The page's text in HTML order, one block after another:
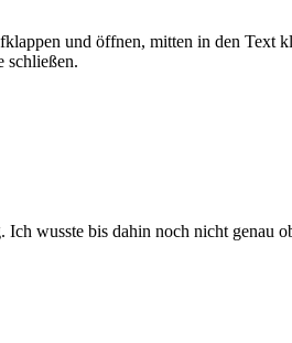
und öffnen, mitten in den
schließen.
wusste bis dahin noch nicht genau